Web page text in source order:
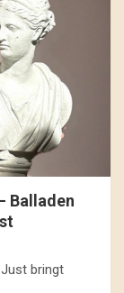
Balladen
bringt